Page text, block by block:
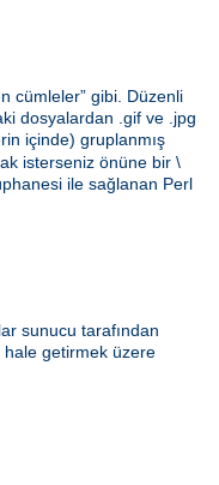
cümleler” gibi. Düzenli
dosyalardan .gif ve .jpg
içinde) gruplanmış
isterseniz önüne bir \
ile sağlanan Perl
sunucu tarafından
hale getirmek üzere